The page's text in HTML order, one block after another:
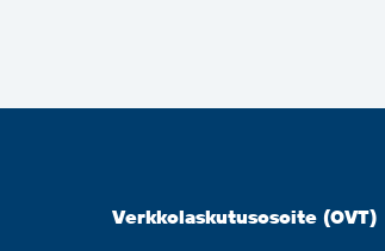
Verkkolaskutusosoite (OVT)